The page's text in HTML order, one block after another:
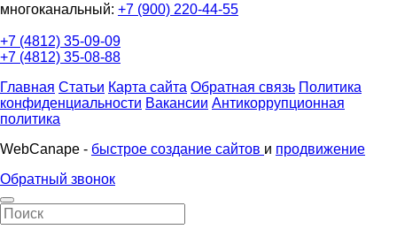
многоканальный: +7 (900) 220-44-55
+7 (4812) 35-09-09
+7 (4812) 35-08-88
Главная Статьи Карта сайта Обратная связь Политика
конфиденциальности Вакансии Антикоррупционная
политика
WebCanape - быстрое создание сайтов и продвижение
Обратный звонок